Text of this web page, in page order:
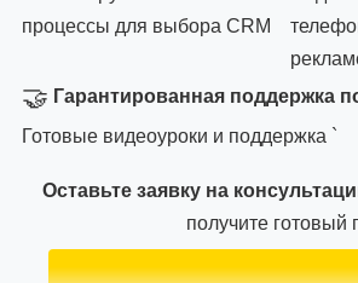
процессы для выбора CRM
🤝 Гарантированная поддержка
Готовые видеоуроки и поддержка `
Оставьте заявку на
получите готовый